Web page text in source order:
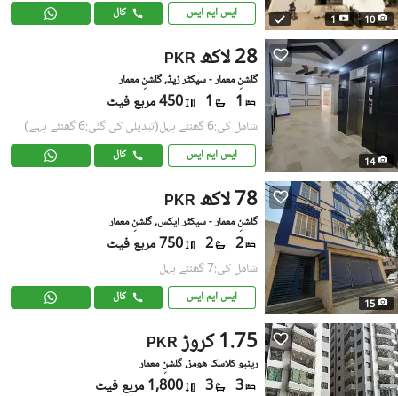
10
1 ایس ایم ایس کال
14
PKR 28 لاکھ
گلشنِ معمار - سیکٹر زیڈ, گلشنِ معمار
1
1 450 مربع فیٹ
شامل کی:6 گھنٹے پہل (تبدیلی کی گئی:6 گھنٹے پہلے)
ایس ایم ایس کال
15
PKR 78 لاکھ
گلشنِ معمار - سیکٹر ایکس, گلشنِ معمار
2
2 750 مربع فیٹ
شامل کی:7 گھنٹے پہل
ایس ایم ایس کال
PKR 1.75 کروڑ
رینبو کلاسک هومز, گلشنِ معمار
3
3 1,800 مربع فیٹ